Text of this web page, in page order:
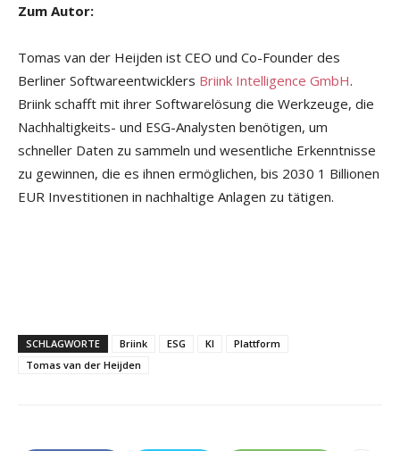
Zum Autor:
Tomas van der Heijden ist CEO und Co-Founder des
Berliner Softwareentwicklers Briink Intelligence GmbH.
Briink schafft mit ihrer Softwarelösung die Werkzeuge, die
Nachhaltigkeits- und ESG-Analysten benötigen, um
schneller Daten zu sammeln und wesentliche Erkenntnisse
zu gewinnen, die es ihnen ermöglichen, bis 2030 1 Billionen
EUR Investitionen in nachhaltige Anlagen zu tätigen.
SCHLAGWORTE Briink ESG KI
Plattform
Tomas van der Heijden